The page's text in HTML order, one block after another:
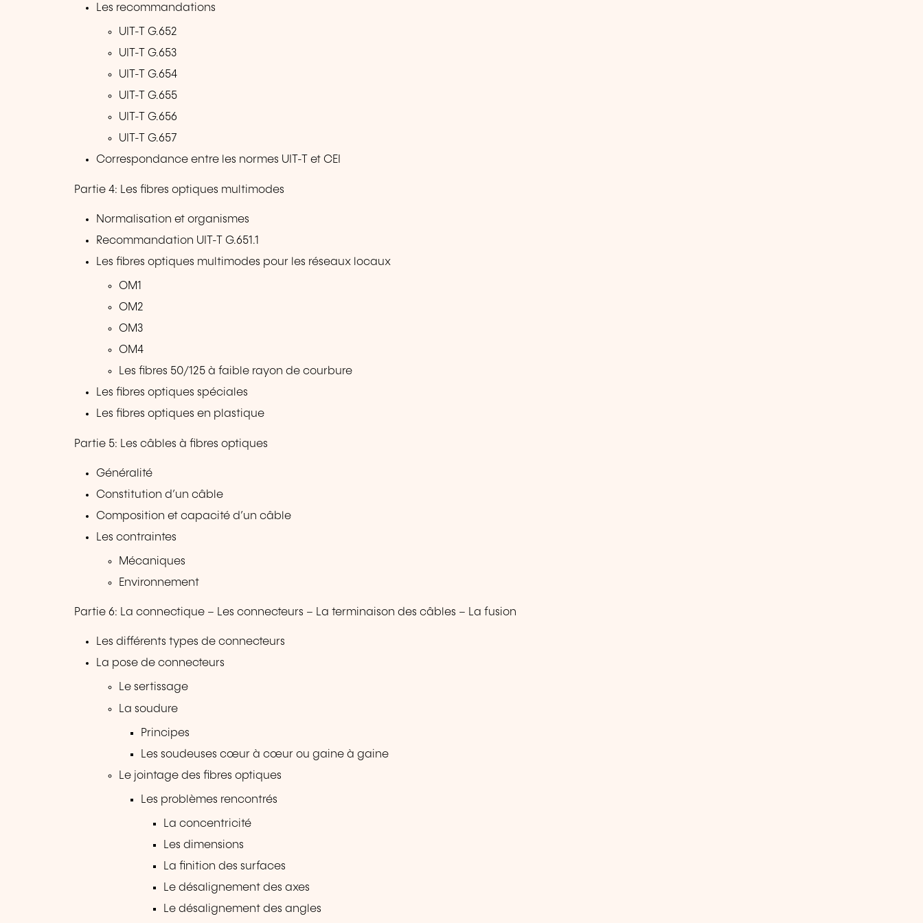
Les recommandations
UIT-T G.652
UIT-T G.653
UIT-T G.654
UIT-T G.655
UIT-T G.656
UIT-T G.657
Correspondance entre les normes UIT-T et CEI
Partie 4: Les fibres optiques multimodes
Normalisation et organismes
Recommandation UIT-T G.651.1
Les fibres optiques multimodes pour les réseaux locaux
OM1
OM2
OM3
OM4
Les fibres 50/125 à faible rayon de courbure
Les fibres optiques spéciales
Les fibres optiques en plastique
Partie 5: Les câbles à fibres optiques
Généralité
Constitution d’un câble
Composition et capacité d’un câble
Les contraintes
Mécaniques
Environnement
Partie 6: La connectique – Les connecteurs – La terminaison des câbles – La fusion
Les différents types de connecteurs
La pose de connecteurs
Le sertissage
La soudure
Principes
Les soudeuses cœur à cœur ou gaine à gaine
Le jointage des fibres optiques
Les problèmes rencontrés
La concentricité
Les dimensions
La finition des surfaces
Le désalignement des axes
Le désalignement des angles